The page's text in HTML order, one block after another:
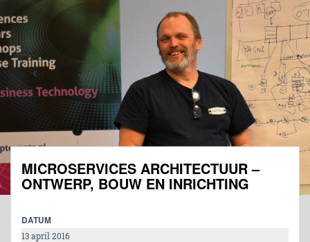
MICROSERVICES ARCHITECTUUR –
ONTWERP, BOUW EN INRICHTING
DATUM
13 april 2016